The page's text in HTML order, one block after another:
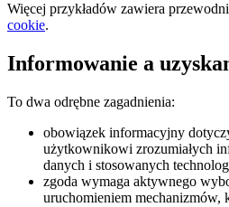
Więcej przykładów zawiera
cookie.
Informowanie a
To dwa odrębne zagadnienia:
obowiązek informacyjny
użytkownikowi zrozumiałych
danych i stosowanych
zgoda wymaga aktywnego
uruchomieniem mechanizmów,